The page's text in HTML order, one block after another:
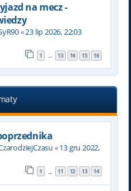
na mecz -
«23 lip 2026, 22:03
1 … 13 14 15 16
«13 gru 2022,
1 … 11 12 13 14